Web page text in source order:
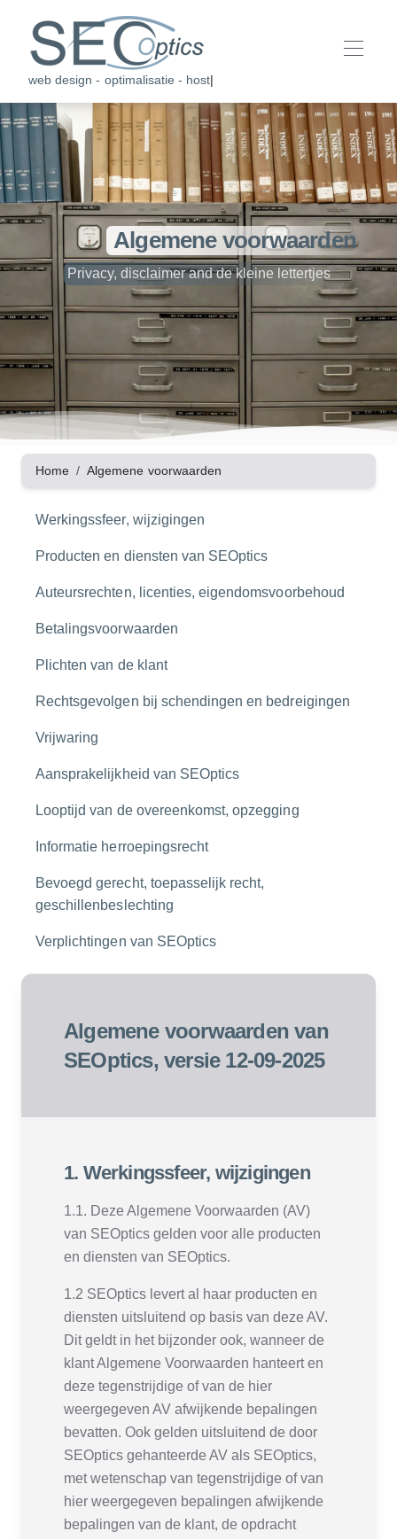
web design - optimalisatie - hosting
Algemene voorwaarden
Privacy, disclaimer and de kleine lettertjes
Home Algemene voorwaarden
Werkingssfeer, wijzigingen
Producten en diensten van SEOptics
Auteursrechten, licenties, eigendomsvoorbehoud
Betalingsvoorwaarden
Plichten van de klant
Rechtsgevolgen bij schendingen en bedreigingen
Vrijwaring
Aansprakelijkheid van SEOptics
Looptijd van de overeenkomst, opzegging
Informatie herroepingsrecht
Bevoegd gerecht, toepasselijk recht,
geschillenbeslechting
Verplichtingen van SEOptics
Algemene voorwaarden van
SEOptics, versie 12-09-2025
1. Werkingssfeer, wijzigingen
1.1. Deze Algemene Voorwaarden (AV)
van SEOptics gelden voor alle producten
en diensten van SEOptics.
1.2 SEOptics levert al haar producten en
diensten uitsluitend op basis van deze AV.
Dit geldt in het bijzonder ook, wanneer de
klant Algemene Voorwaarden hanteert en
deze tegenstrijdige of van de hier
weergegeven AV afwijkende bepalingen
bevatten. Ook gelden uitsluitend de door
SEOptics gehanteerde AV als SEOptics,
met wetenschap van tegenstrijdige of van
hier weergegeven bepalingen afwijkende
bepalingen van de klant, de opdracht